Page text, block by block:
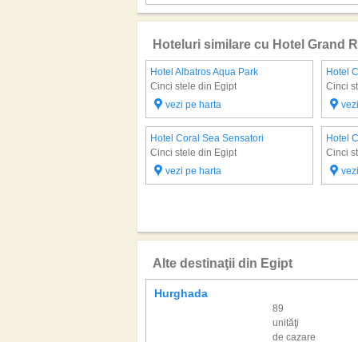
Hoteluri similare cu Hotel Grand
Hotel Albatros Aqua Park
Cinci stele din Egipt
vezi pe harta
Hotel
Cinci
Hotel Coral Sea Sensatori
Cinci stele din Egipt
vezi pe harta
Hotel
Cinci
Alte destinaţii din Egipt
Hurghada
89
unităţi
de cazare